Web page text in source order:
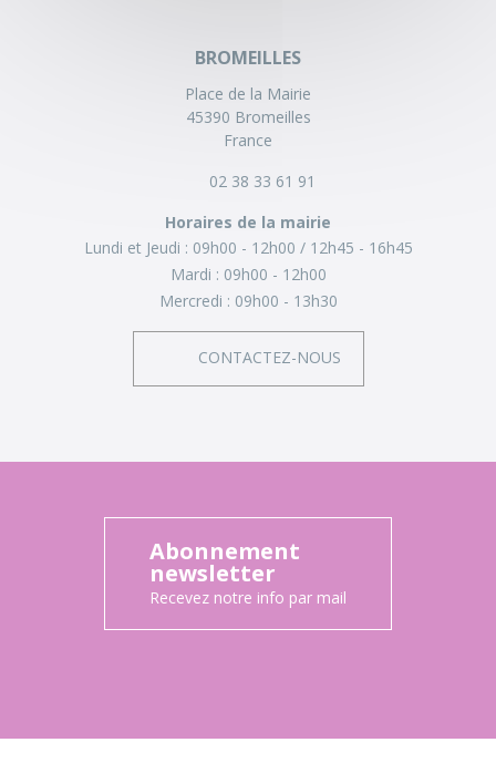
BROMEILLES
Place de la Mairie
45390 Bromeilles
France
02 38 33 61 91
Horaires de la mairie
Lundi et Jeudi : 09h00 - 12h00
12h45 - 16h45
Mardi : 09h00 - 12h00
Mercredi : 09h00 - 13h30
CONTACTEZ-NOUS
Abonnement
newsletter
Recevez notre info par mail